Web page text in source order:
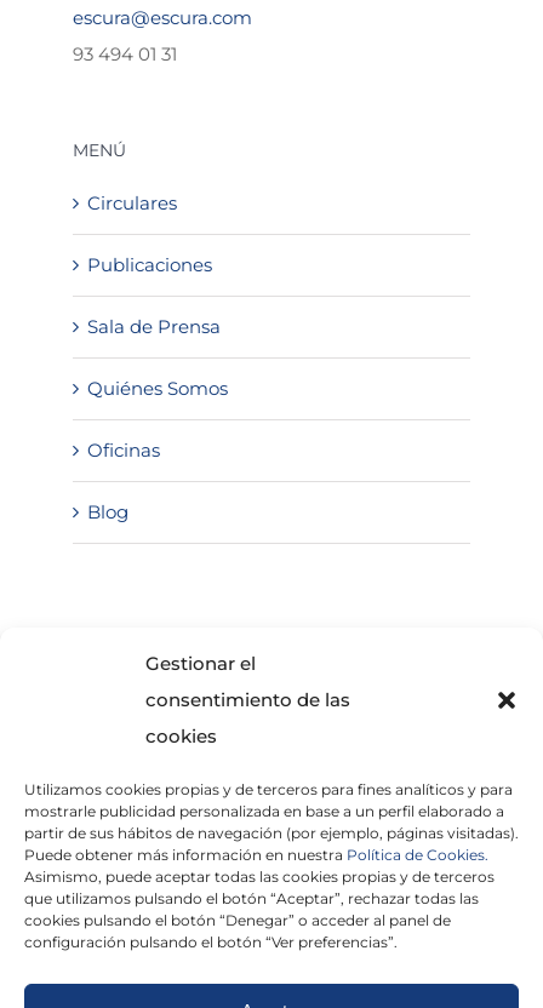
Gestionar el
consentimiento de las
cookies
Utilizamos cookies propias y de terceros para fines analíticos y para
mostrarle publicidad personalizada en base a un perfil elaborado a
partir de sus hábitos de navegación (por ejemplo, páginas visitadas).
Puede obtener más información en nuestra Política de Cookies.
Asimismo, puede aceptar todas las cookies propias y de terceros
que utilizamos pulsando el botón “Aceptar”, rechazar todas las
cookies pulsando el botón “Denegar” o acceder al panel de
configuración pulsando el botón “Ver preferencias”.
escura@escura.com
93 494 01 31
MENÚ
Circulares
Publicaciones
Sala de Prensa
Quiénes Somos
Oficinas
Blog
He leído y acepto laPolítica de Privacidad